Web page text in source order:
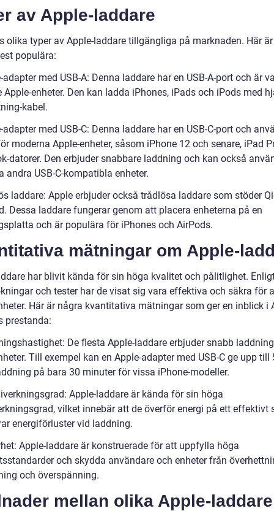
av Apple-laddare
olika typer av Apple-laddare tillgängliga på marknaden. Här
populära:
adapter med USB-A: Denna laddare har en USB-A-port och är
Apple-enheter. Den kan ladda iPhones, iPads och iPods med
kabel.
adapter med USB-C: Denna laddare har en USB-C-port och
moderna Apple-enheter, såsom iPhone 12 och senare, iPad
datorer. Den erbjuder snabbare laddning och kan också
andra USB-C-kompatibla enheter.
laddare: Apple erbjuder också trådlösa laddare som stöder
Dessa laddare fungerar genom att placera enheterna på en
och är populära för iPhones och AirPods.
mätningar om Apple-
har blivit kända för sin höga kvalitet och pålitlighet.
och tester har de visat sig vara effektiva och säkra för
Här är några kvantitativa mätningar som ger en inblick i
prestanda:
De flesta Apple-laddare erbjuder snabb
Till exempel kan en Apple-adapter med USB-C ge upp till
på bara 30 minuter för vissa iPhone-modeller.
Apple-laddare är kända för sin höga
vilket innebär att de överför energi på ett effektivt
energiförluster vid laddning.
Apple-laddare är konstruerade för att uppfylla höga
och skydda användare och enheter från
och överspänning.
mellan olika Apple-laddare